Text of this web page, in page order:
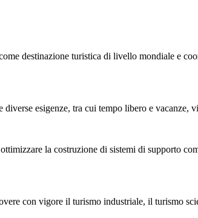
destinazione turistica di livello mondiale e
esigenze, tra cui tempo libero e vacanze,
la costruzione di sistemi di supporto
con vigore il turismo industriale, il turismo